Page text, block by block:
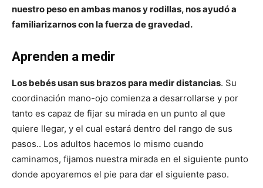
nuestro peso en ambas manos y rodillas, nos ayudó a
familiarizarnos con la fuerza de gravedad.
Aprenden a medir
Los bebés usan sus brazos para medir distancias. Su
coordinación mano-ojo comienza a desarrollarse y por
tanto es capaz de fijar su mirada en un punto al que
quiere llegar, y el cual estará dentro del rango de sus
pasos.. Los adultos hacemos lo mismo cuando
caminamos, fijamos nuestra mirada en el siguiente punto
donde apoyaremos el pie para dar el siguiente paso.